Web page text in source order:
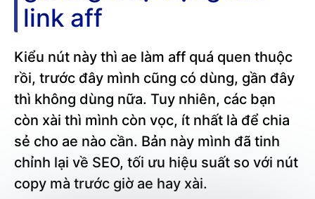
link aff
Kiểu nút này thì ae làm aff quá quen thuộc
rồi, trước đây mình cũng có dùng, gần đây
thì không dùng nữa. Tuy nhiên, các bạn
còn xài thì mình còn vọc, ít nhất là để chia
sẻ cho ae nào cần. Bản này mình đã tinh
chỉnh lại về SEO, tối ưu hiệu suất so với nút
copy mà trước giờ ae hay xài.